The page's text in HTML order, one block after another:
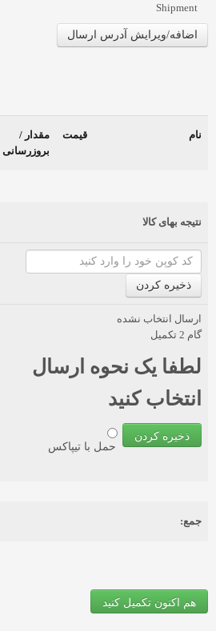
Shipment
اضافه/ویرایش آدرس ارسال
نام قیمت
مقدار /
بروزرسانی
نتیجه بهای کالا
ارسال انتخاب نشده
گام 2 تکمیل
لطفا یک نحوه ارسال
انتخاب کنید
ذخیره کردن
حمل با تیپاکس
جمع:
هم اکنون تکمیل کنید